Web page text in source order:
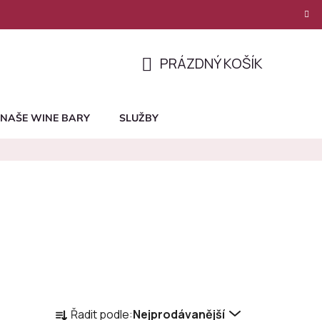
KOŠÍK
PRÁZDNÝ KOŠÍK
NAŠE WINE BARY SLUŽBY
Řadit podle:Nejprodávanější